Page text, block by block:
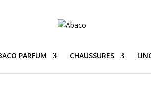
PARFUM CHAUSSURES